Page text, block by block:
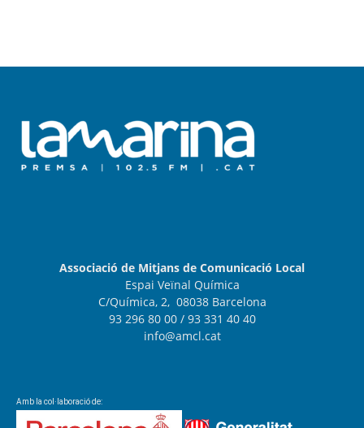
Associació de Mitjans de Comunicació Local
Espai Veïnal Química
C/Química, 2, 08038 Barcelona
93 296 80 00 / 93 331 40 40
info@amcl.cat
Amb la col·laboració de: